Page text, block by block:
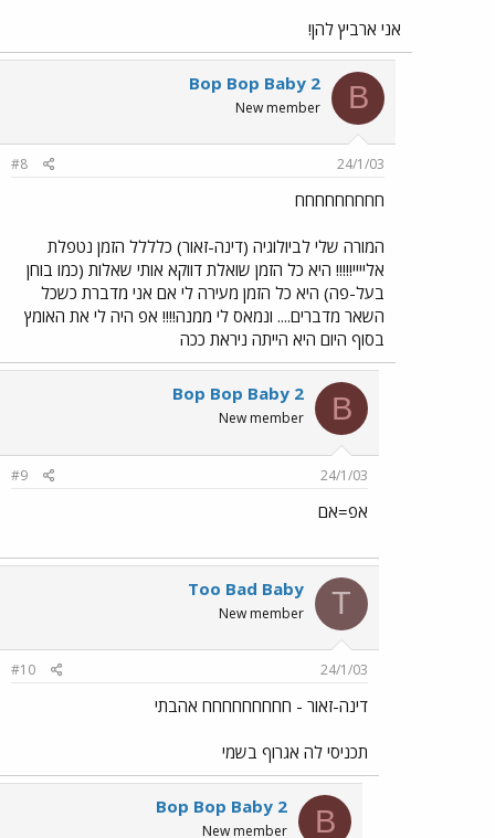
אני ארביץ להן!
B
Bop Bop Baby 2
New member
24/1/03
#8
חחחחחחחחח
המורה שלי לביולוגיה (דינה-זאור) כלללל הזמן נטפלת
אליייי!!!!! היא כל הזמן שואלת דווקא אותי שאלות (כמו בוחן
בעל-פה) היא כל הזמן מעירה לי אם אני מדברת כשכל
השאר מדברים.... ונמאס לי ממנה!!!! אפ היה לי את האומץ
בסוף היום היא הייתה ניראת ככה
B
Bop Bop Baby 2
New member
24/1/03
#9
אפ=אם
T
Too Bad Baby
New member
24/1/03
#10
דינה-זאור - חחחחחחחחח אהבתי
תכניסי לה אגרוף בשמי
B
Bop Bop Baby 2
New member